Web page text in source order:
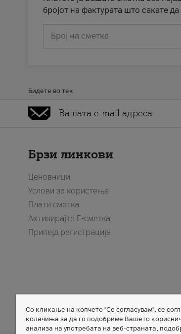
бројот на фактурата што сакате да
Број на сметка
Бидете во тек
Брзи линкови
Ценовници
Услови за користење
Плати сметка
Активирајте Е-сметка
Припејд регистрација
Member of
Со кликање на копчето "Се согласувам", се
колачиња за да го подобриме Вашето
анализа на употребата на веб-страната,